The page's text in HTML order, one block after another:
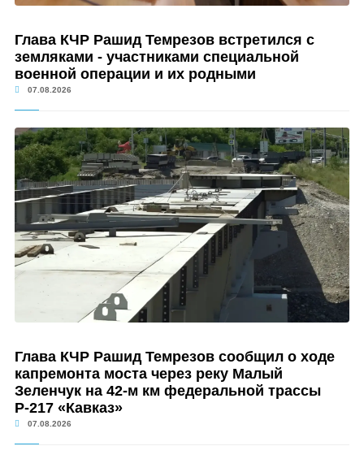
Глава КЧР Рашид Темрезов встретился с
земляками - участниками специальной
военной операции и их родными
07.08.2026
Глава КЧР Рашид Темрезов сообщил о ходе
капремонта моста через реку Малый
Зеленчук на 42-м км федеральной трассы
Р-217 «Кавказ»
07.08.2026